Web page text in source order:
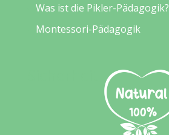
Was ist die Pikler-Pädagogik?
Montessori-Pädagogik